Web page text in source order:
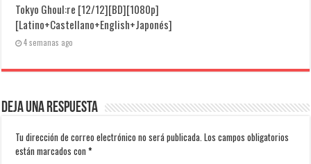
Tokyo Ghoul:re [12/12][BD][1080p]
[Latino+Castellano+English+Japonés]
4 semanas ago
Deja una respuesta
Tu dirección de correo electrónico no será publicada. Los campos obligatorios
están marcados con*